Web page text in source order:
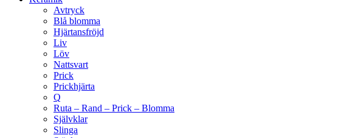
Avtryck
Blå blomma
Hjärtansfröjd
Liv
Löv
Nattsvart
Prick
Prickhjärta
Q
Ruta – Rand – Prick – Blomma
Självklar
Slinga